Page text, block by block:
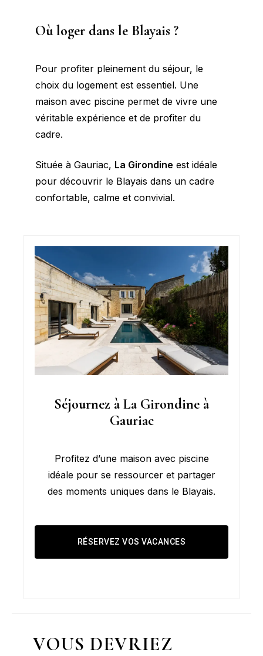
Où loger dans le Blayais ?
Pour profiter pleinement du séjour, le
choix du logement est essentiel. Une
maison avec piscine permet de vivre une
véritable expérience et de profiter du
cadre.
Située à Gauriac, La Girondine est idéale
pour découvrir le Blayais dans un cadre
confortable, calme et convivial.
Séjournez à La Girondine à
Gauriac
Profitez d’une maison avec piscine
idéale pour se ressourcer et partager
des moments uniques dans le Blayais.
RÉSERVEZ VOS VACANCES
VOUS DEVRIEZ